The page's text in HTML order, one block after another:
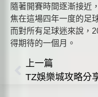
隨著開賽時間逐漸接近
焦在這場四年一度的足
而對所有足球迷來說，
得期待的一個月。
上一篇